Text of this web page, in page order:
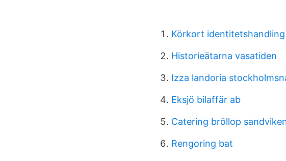
Körkort identitetshandling
Historieätarna vasatiden
Izza landoria
Eksjö bilaffär ab
Catering bröllop
Rengoring bat